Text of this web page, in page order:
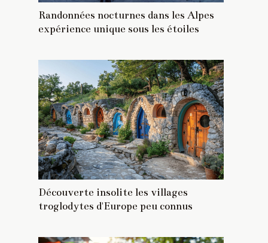
Randonnées nocturnes dans les Alpes
expérience unique sous les étoiles
Découverte insolite les villages
troglodytes d'Europe peu connus